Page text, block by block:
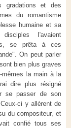
gradations et des
du romantisme
humaine et sa
l'avaient
se prêta à ces
On peut parler
bien plus graves
mêmes la main à la
dire plus résigné
se passer de son
ci y allèrent de
du compositeur, et
confié tous ses